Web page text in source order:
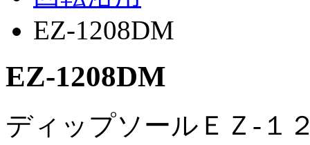
EZ-1208DM
EZ-1208DM
ディップソールＥＺ-１